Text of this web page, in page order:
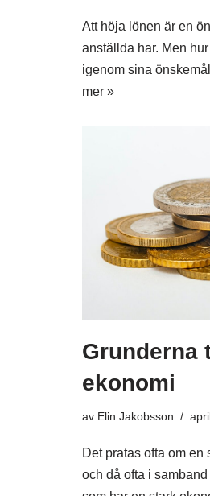
Att höja lönen är en
anställda har. Men
igenom sina
mer »
Grunderna
ekonomi
av Elin Jakobsson
Det pratas ofta om en
och då ofta i